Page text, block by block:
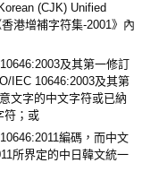
(CJK) Unified
港增補字符集-2001》內
及其第一修訂
IEC 10646:2003及其第
文字的中文字符或已納
符；或
編碼，而中文
所界定的中日韓文統一